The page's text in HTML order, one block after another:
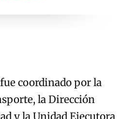
coordinado por la
la Dirección